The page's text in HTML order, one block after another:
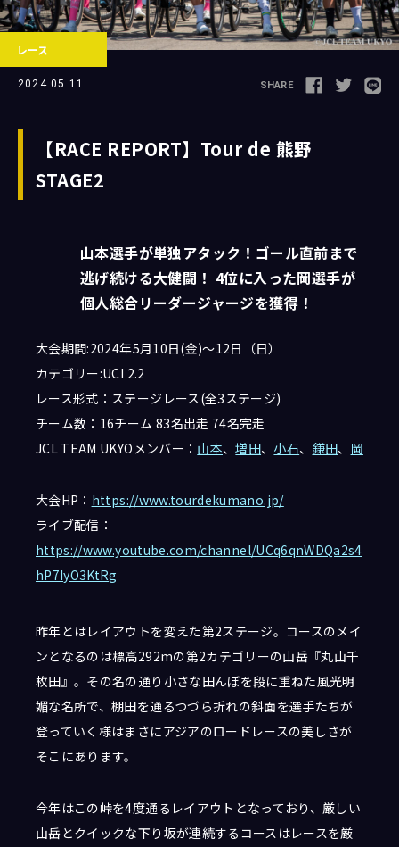
レース
2024.05.11 SHARE
【RACE REPORT】Tour de 熊野
STAGE2
山本選手が単独アタック！ゴール直前まで
逃げ続ける大健闘！ 4位に入った岡選手が
個人総合リーダージャージを獲得！
大会期間:2024年5月10日(金)～12日（日）
カテゴリー:UCI 2.2
レース形式：ステージレース(全3ステージ)
チーム数：16チーム 83名出走 74名完走
JCL TEAM UKYOメンバー： 山本、増田、 小石、 鎌田、 岡
大会HP： https://www.tourdekumano.jp/
ライブ配信：
https://www.youtube.com/channel/UCq6qnWDQa2s4
hP7IyO3KtRg
昨年とはレイアウトを変えた第2ステージ。コースのメイ
ンとなるのは標高292mの第2カテゴリーの山岳『丸山千
枚田』。その名の通り小さな田んぼを段に重ねた風光明
媚な名所で、棚田を通るつづら折れの斜面を選手たちが
登っていく様はまさにアジアのロードレースの美しさが
そこにあります。
今年はこの峠を4度通るレイアウトとなっており、厳しい
山岳とクイックな下り坂が連続するコースはレースを厳